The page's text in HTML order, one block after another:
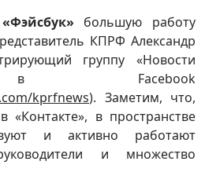
«Фэйсбук» большую работу
КПРФ Александр
группу «Новости
Facebook
kprfnews). Заметим, что,
в пространстве
и активно работают
и множество